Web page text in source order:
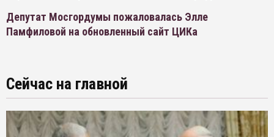
Депутат Мосгордумы пожаловалась Элле
Памфиловой на обновленный сайт ЦИКа
Сейчас на главной